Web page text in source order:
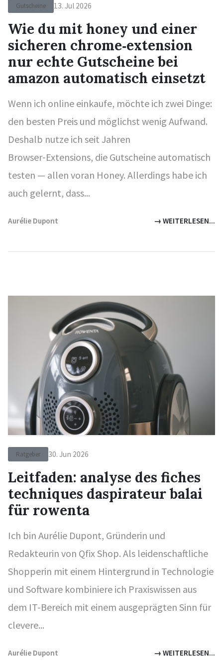
Gutscheine 13. Jul 2026
Wie du mit honey und einer
sicheren chrome‑extension
nur echte Gutscheine bei
amazon automatisch einsetzt
Wenn ich online einkaufe, möchte ich zwei Dinge:
den besten Preis und möglichst wenig Aufwand.
Deshalb nutze ich seit Jahren
Browser‑Extensions, die Gutscheine automatisch
testen — allen voran Honey. Allerdings habe ich
auch gelernt, dass...
Aurélie Dupont → WEITERLESEN...
Ratgeber 30. Jun 2026
Leitfaden: analyse des fiches
techniques daspirateur balai
für rowenta
Ich bin Aurélie Dupont, Gründerin und
Redakteurin von Qfix Shop. Als leidenschaftliche
Shopperin mit einem Hintergrund in Technologie
und Software kombiniere ich Praxiswissen aus
dem IT-Bereich mit einem ausgeprägten Sinn für
clevere...
Aurélie Dupont → WEITERLESEN...